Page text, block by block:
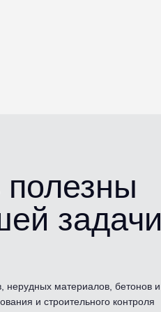
нерудных материалов, бетонов и
и строительного контроля
задачи